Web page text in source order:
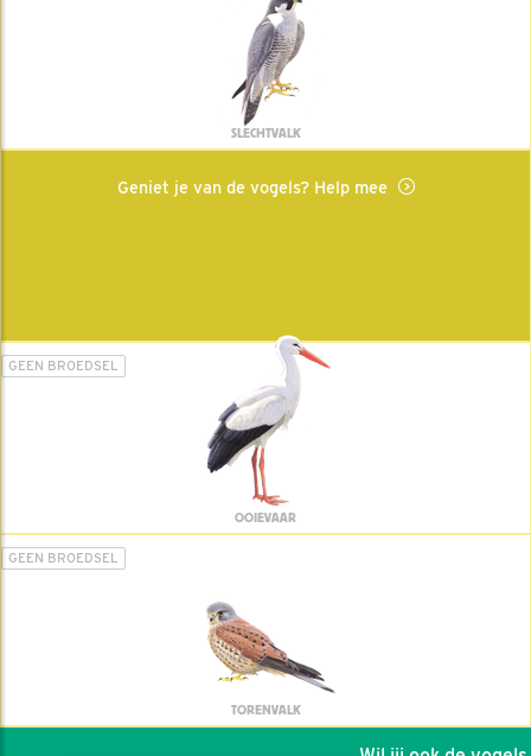
SLECHTVALK
Geniet je van de vogels? Help mee
GEEN BROEDSEL
OOIEVAAR
GEEN BROEDSEL
TORENVALK